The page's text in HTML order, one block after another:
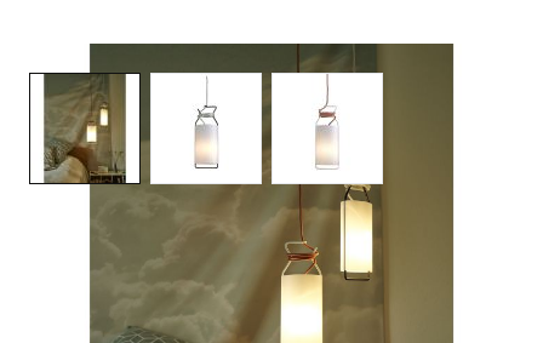
Spool S Lichtprojekte
View larger imageView larger imageView larger image
Wenig Material, viel Funktion und Licht auf jedem Niveau.